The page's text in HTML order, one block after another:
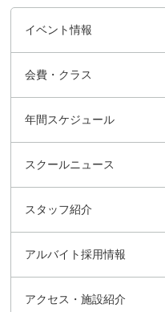
イベント情報
会費・クラス
年間スケジュール
スクールニュース
スタッフ紹介
アルバイト採用情報
アクセス・施設紹介